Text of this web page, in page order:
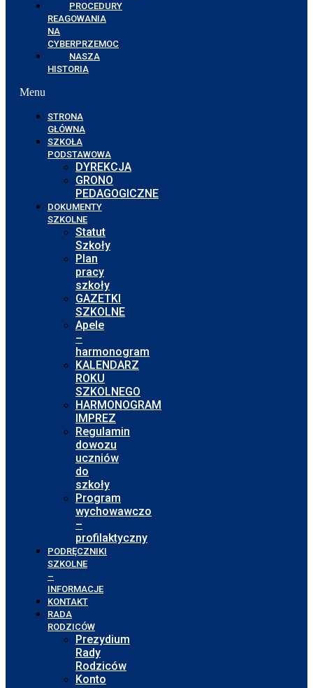
PROCEDURY
REAGOWANIA
NA
CYBERPRZEMOC
NASZA
HISTORIA
Menu
STRONA
GŁÓWNA
SZKOŁA
PODSTAWOWA
DYREKCJA
GRONO
PEDAGOGICZNE
DOKUMENTY
SZKOLNE
Statut
Szkoły
Plan
pracy
szkoły
GAZETKI
SZKOLNE
Apele
–
harmonogram
KALENDARZ
ROKU
SZKOLNEGO
HARMONOGRAM
IMPREZ
Regulamin
dowozu
uczniów
do
szkoły
Program
wychowawczo
–
profilaktyczny
PODRĘCZNIKI
SZKOLNE
–
INFORMACJE
KONTAKT
RADA
RODZICÓW
Prezydium
Rady
Rodziców
Konto